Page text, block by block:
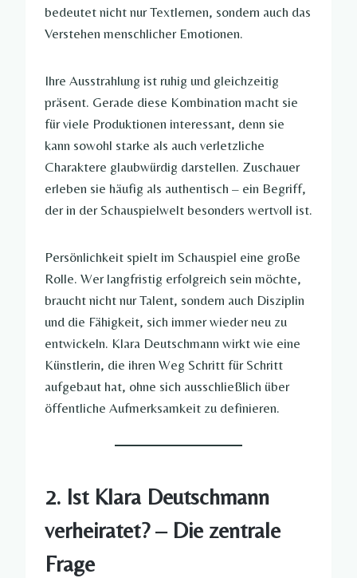
bedeutet nicht nur Textlernen, sondern auch das
Verstehen menschlicher Emotionen.
Ihre Ausstrahlung ist ruhig und gleichzeitig
präsent. Gerade diese Kombination macht sie
für viele Produktionen interessant, denn sie
kann sowohl starke als auch verletzliche
Charaktere glaubwürdig darstellen. Zuschauer
erleben sie häufig als authentisch – ein Begriff,
der in der Schauspielwelt besonders wertvoll ist.
Persönlichkeit spielt im Schauspiel eine große
Rolle. Wer langfristig erfolgreich sein möchte,
braucht nicht nur Talent, sondern auch Disziplin
und die Fähigkeit, sich immer wieder neu zu
entwickeln. Klara Deutschmann wirkt wie eine
Künstlerin, die ihren Weg Schritt für Schritt
aufgebaut hat, ohne sich ausschließlich über
öffentliche Aufmerksamkeit zu definieren.
2. Ist Klara Deutschmann
verheiratet? – Die zentrale
Frage